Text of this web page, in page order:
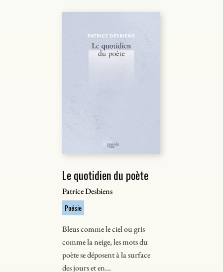
Le quotidien du poète
Patrice Desbiens
Poésie
Bleus comme le ciel ou gris
comme la neige, les mots du
poète se déposent à la surface
des jours et en...